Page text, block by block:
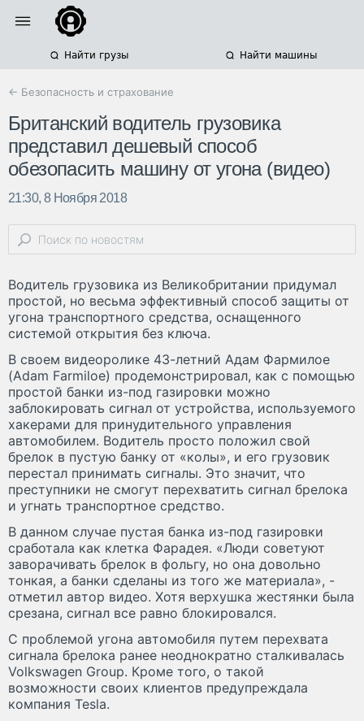
Найти грузы Найти машины
← Безопасность и страхование
Британский водитель грузовика
представил дешевый способ
обезопасить машину от угона (видео)
21:30, 8 Ноября 2018
Водитель грузовика из Великобритании придумал
простой, но весьма эффективный способ защиты от
угона транспортного средства, оснащенного
системой открытия без ключа.
В своем видеоролике 43-летний Адам Фармилое
(Adam Farmiloe) продемонстрировал, как с помощью
простой банки из-под газировки можно
заблокировать сигнал от устройства, используемого
хакерами для принудительного управления
автомобилем. Водитель просто положил свой
брелок в пустую банку от «колы», и его грузовик
перестал принимать сигналы. Это значит, что
преступники не смогут перехватить сигнал брелока
и угнать транспортное средство.
В данном случае пустая банка из-под газировки
сработала как клетка Фарадея. «Люди советуют
заворачивать брелок в фольгу, но она довольно
тонкая, а банки сделаны из того же материала», -
отметил автор видео. Хотя верхушка жестянки была
срезана, сигнал все равно блокировался.
С проблемой угона автомобиля путем перехвата
сигнала брелока ранее неоднократно сталкивалась
Volkswagen Group. Кроме того, о такой
возможности своих клиентов предупреждала
компания Tesla.